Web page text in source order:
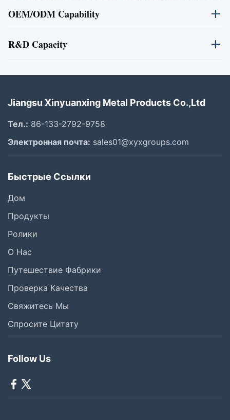
OEM/ODM Capability
дизайнам и запросам. Добро пожаловать для отправки нами
умеренную цену и предложение.
R&D Capacity
Jiangsu Xinyuanxing Metal Products Co.,Ltd
Тел.: 86-133-2792-9758
Электронная почта: sales01@xyxgroups.com
Быстрые Ссылки
Дом
Продукты
Ролики
О Нас
Путешествие Фабрики
Проверка Качества
Свяжитесь Мы
Спросите Цитату
Follow Us